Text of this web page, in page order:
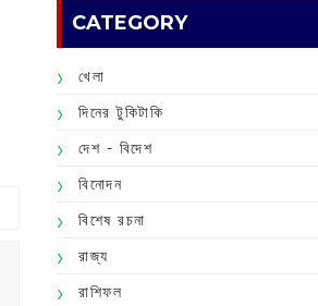
CATEGORY
খেলা
দিনের টুকিটাকি
দেশ - বিদেশ
বিনোদন
বিশেষ রচনা
রাজ্য
রাশিফল